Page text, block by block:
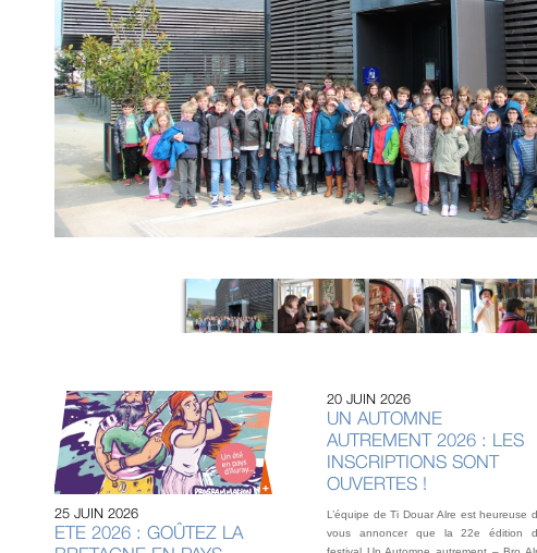
25 JUIN 2026
ETE 2026 : GOÛTEZ LA
20 JUIN 2026
UN AUTOMNE
AUTREMENT 2026 : LES
INSCRIPTIONS SONT
OUVERTES !
L’équipe de Ti Douar Alre est heureuse
vous annoncer que la 22e édition